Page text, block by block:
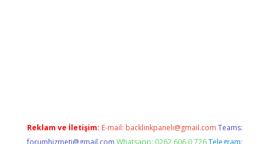
Reklam ve İletişim: E-mail: backlinkpaneli@gmail.com Teams:
forumhizmeti@gmail.com Whatsapp: 0262 606 0 726 Telegram: